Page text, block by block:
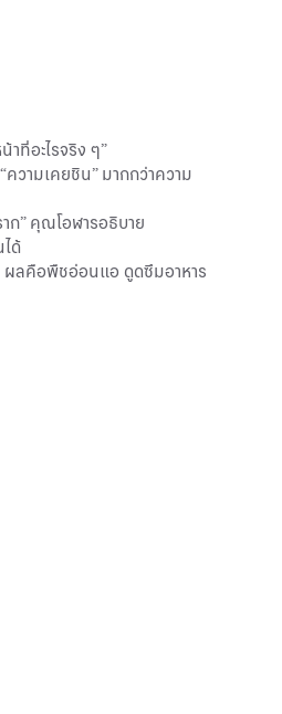
ที่อะไรจริง ๆ”
วามเคยชิน” มากกว่าความ
ก” คุณโอฬารอธิบาย
ด้
ดี ผลคือพืชอ่อนแอ ดูดซึมอาหาร